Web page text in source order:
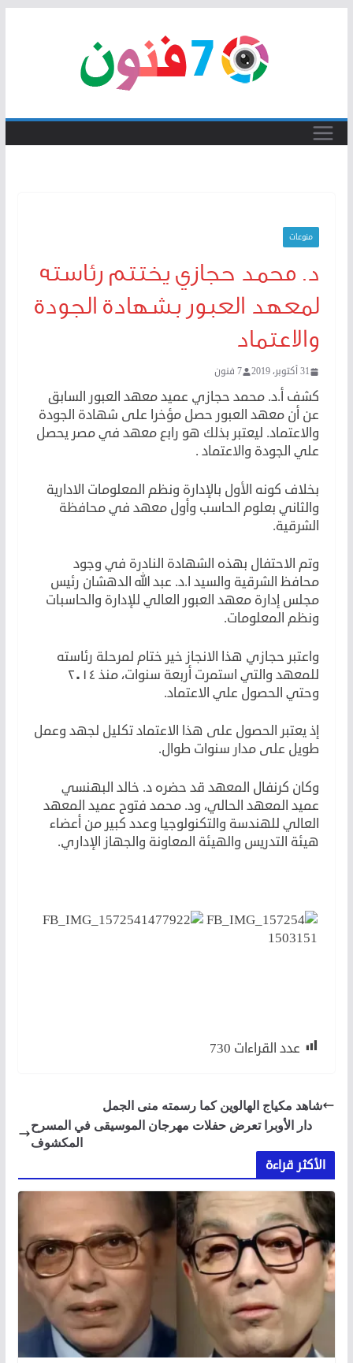
منوعات
د. محمد حجازي يختتم رئاسته
لمعهد العبور بشهادة الجودة
والاعتماد
31 أكتوبر، 2019 7 فنون
كشف أ.د. محمد حجازي عميد معهد العبور السابق
عن أن معهد العبور حصل مؤخرا على شهادة الجودة
والاعتماد. ليعتبر بذلك هو رابع معهد في مصر يحصل
علي الجودة والاعتماد .
بخلاف كونه الأول بالإدارة ونظم المعلومات الادارية
والثاني بعلوم الحاسب وأول معهد في محافظة
الشرقية.
وتم الاحتفال بهذه الشهادة النادرة في وجود
محافظ الشرقية والسيد ا.د. عبد الله الدهشان رئيس
مجلس إدارة معهد العبور العالي للإدارة والحاسبات
ونظم المعلومات.
واعتبر حجازي هذا الانجاز خير ختام لمرحلة رئاسته
للمعهد والتي استمرت أربعة سنوات، منذ ٢٠١٤
وحتي الحصول علي الاعتماد.
إذ يعتبر الحصول على هذا الاعتماد تكليل لجهد وعمل
طويل على مدار سنوات طوال.
وكان كرنفال المعهد قد حضره د. خالد البهنسي
عميد المعهد الحالي، ود. محمد فتوح عميد المعهد
العالي للهندسة والتكنولوجيا وعدد كبير من أعضاء
هيئة التدريس والهيئة المعاونة والجهاز الإداري.
عدد القراءات 730
شاهد مكياج الهالوين كما رسمته منى الجمل
دار الأوبرا تعرض حفلات مهرجان الموسيقى في المسرح
المكشوف
الأكثر قراءة